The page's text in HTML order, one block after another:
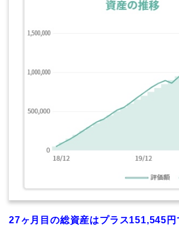
27ヶ月目の総資産はプラス151,545